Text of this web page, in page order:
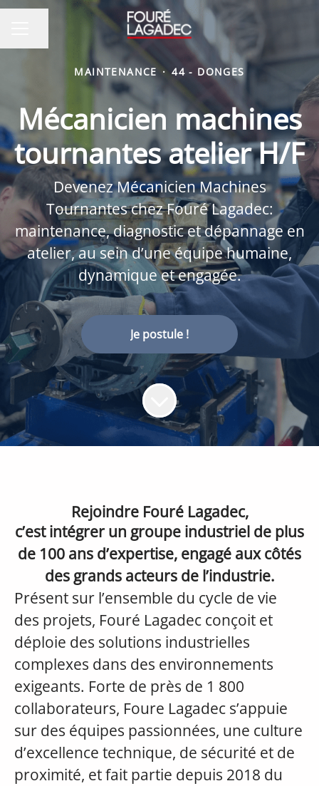
MAINTENANCE · 44 - DONGES
Mécanicien machines
tournantes atelier H/F
Devenez Mécanicien Machines
Tournantes chez Fouré Lagadec:
maintenance, diagnostic et dépannage en
atelier, au sein d’une équipe humaine,
dynamique et engagée.
Je postule !
Rejoindre Fouré Lagadec,
c’est intégrer un groupe industriel de plus
de 100 ans d’expertise, engagé aux côtés
des grands acteurs de l’industrie.
Présent sur l’ensemble du cycle de vie
des projets, Fouré Lagadec conçoit et
déploie des solutions industrielles
complexes dans des environnements
exigeants. Forte de près de 1 800
collaborateurs, Foure Lagadec s’appuie
sur des équipes passionnées, une culture
d’excellence technique, de sécurité et de
proximité, et fait partie depuis 2018 du